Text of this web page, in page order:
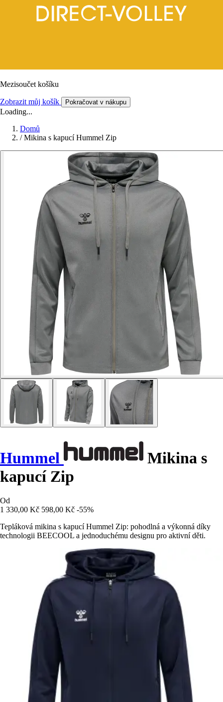
Mezisoučet košíku
Zobrazit můj košík Pokračovat v nákupu
Loading...
Domů
/ Mikina s kapucí Hummel Zip
Hummel
Mikina s
kapucí Zip
Od
1 330,00 Kč 598,00 Kč -55%
Tepláková mikina s kapucí Hummel Zip: pohodlná a výkonná díky
technologii BEECOOL a jednoduchému designu pro aktivní děti.